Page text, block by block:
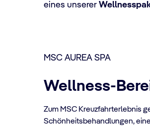
eines unserer
MSC AUREA SPA
Wellness-
Zum MSC Kreuzfahrterlebnis
Schönheitsbehandlungen,